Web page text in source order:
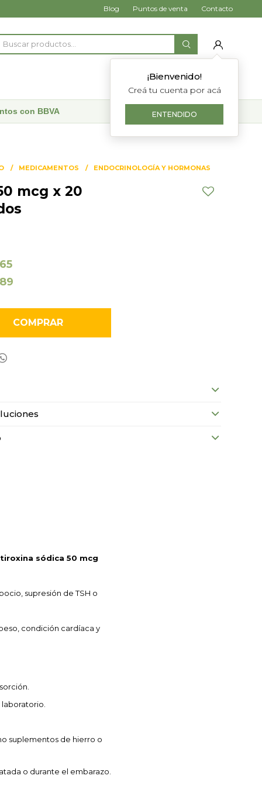
¡Bienvenido!
Creá tu cuenta por acá
ENTENDIDO
Blog Puntos de venta Contacto
con BBVA
MEDICAMENTOS ENDOCRINOLOGÍA Y HORMONAS
mcg x 20
COMPRAR
sódica 50 mcg
supresión de TSH o
condición cardíaca y
suplementos de hierro o
o durante el embarazo.